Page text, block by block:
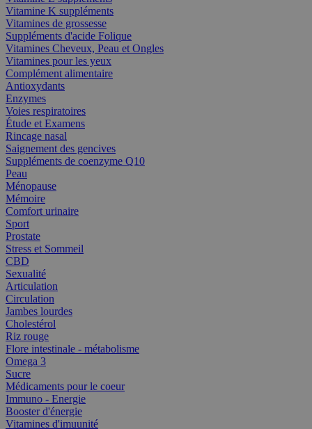
Vitamine K suppléments
Vitamines de grossesse
Suppléments d'acide Folique
Vitamines Cheveux, Peau et Ongles
Vitamines pour les yeux
Complément alimentaire
Antioxydants
Enzymes
Voies respiratoires
Étude et Examens
Rincage nasal
Saignement des gencives
Suppléments de coenzyme Q10
Peau
Ménopause
Mémoire
Comfort urinaire
Sport
Prostate
Stress et Sommeil
CBD
Sexualité
Articulation
Circulation
Jambes lourdes
Cholestérol
Riz rouge
Flore intestinale - métabolisme
Omega 3
Sucre
Médicaments pour le coeur
Immuno - Energie
Booster d'énergie
Vitamines d'imuunité